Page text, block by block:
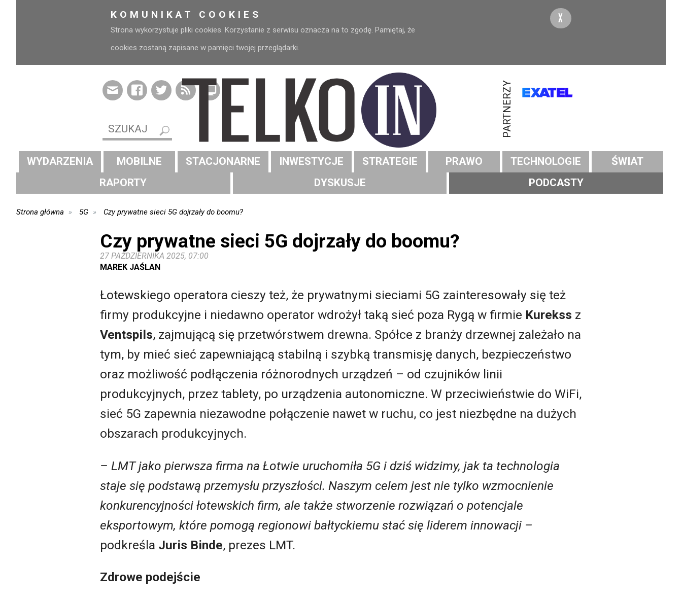
KOMUNIKAT COOKIES
Strona wykorzystuje pliki cookies. Korzystanie z serwisu oznacza na to zgodę. Pamiętaj, że
cookies zostaną zapisane w pamięci twojej przeglądarki.
X
PARTNERZY
WYDARZENIA MOBILNE STACJONARNE INWESTYCJE STRATEGIE PRAWO TECHNOLOGIE
ŚWIAT
RAPORTY
DYSKUSJE PODCASTY
Strona główna 5G Czy prywatne sieci 5G dojrzały do boomu?
Czy prywatne sieci 5G dojrzały do boomu?
27 PAŹDZIERNIKA 2025, 07:00
MAREK JAŚLAN
Łotewskiego operatora cieszy też, że prywatnymi sieciami 5G zainteresowały się też
firmy produkcyjne i niedawno operator wdrożył taką sieć poza Rygą w firmie Kurekss z
Ventspils, zajmującą się przetwórstwem drewna. Spółce z branży drzewnej zależało na
tym, by mieć sieć zapewniającą stabilną i szybką transmisję danych, bezpieczeństwo
oraz możliwość podłączenia różnorodnych urządzeń – od czujników linii
produkcyjnych, przez tablety, po urządzenia autonomiczne. W przeciwieństwie do WiFi,
sieć 5G zapewnia niezawodne połączenie nawet w ruchu, co jest niezbędne na dużych
obszarach produkcyjnych.
– LMT jako pierwsza firma na Łotwie uruchomiła 5G i dziś widzimy, jak ta technologia
staje się podstawą przemysłu przyszłości. Naszym celem jest nie tylko wzmocnienie
konkurencyjności łotewskich firm, ale także stworzenie rozwiązań o potencjale
eksportowym, które pomogą regionowi bałtyckiemu stać się liderem innowacji –
podkreśla Juris Binde, prezes LMT.
Zdrowe podejście